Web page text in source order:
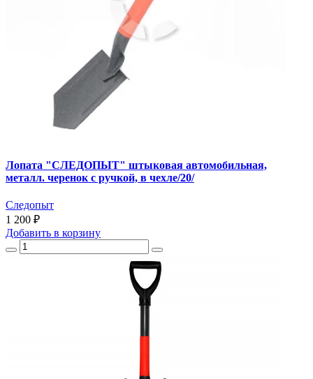
Лопата "СЛЕДОПЫТ" штыковая автомобильная,
металл. черенок с ручкой, в чехле/20/
Следопыт
1 200 ₽
Добавить в корзину